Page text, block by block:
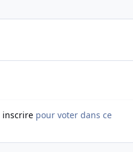
inscrire pour voter dans ce